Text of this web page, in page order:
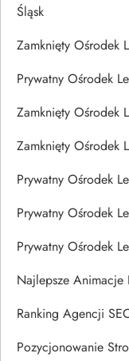
Śląsk
Zamknięty Ośrodek
Prywatny Ośrodek
Zamknięty Ośrodek
Zamknięty Ośrodek
Prywatny Ośrodek
Prywatny Ośrodek
Prywatny Ośrodek
Najlepsze Animacje
Ranking Agencji
Pozycjonowanie